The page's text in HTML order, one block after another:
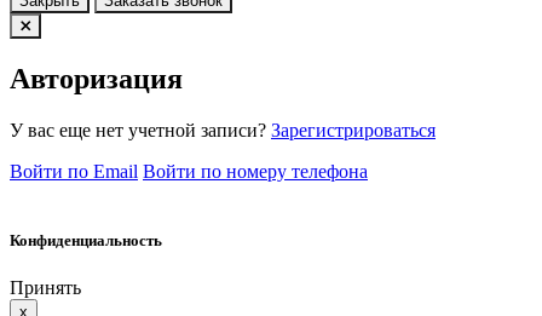
Авторизация
У вас еще нет учетной записи? Зарегистрироваться
Войти по Email Войти по номеру телефона
Конфиденциальность
Принять
x